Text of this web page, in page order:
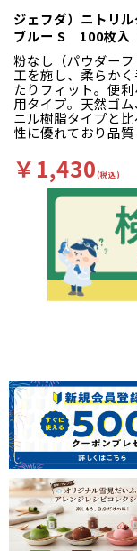
え、右下部に手首
き取る為のミシン
加。より衛生的にお
ます。箱裏面の右
に壁掛けホック用
穴を追加しました
ちらの向きでも壁
使いいただけます
ズ：幅３０ｃｍ×奥
ｍ×高さ３．５ｃｍ
ジェフダ）ニトリ
ブルー S 100枚入
で】
粉なし（パウダー
工を施し、柔らかく
たりフィット。便
用タイプ。天然ゴ
ニル樹脂タイプと
性に優れており品
す。
￥1,430(税込)